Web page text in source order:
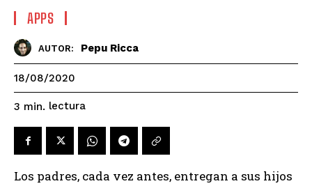
APPS
AUTOR: Pepu Ricca
18/08/2020
3 min. lectura
Los padres, cada vez antes, entregan a sus hijos